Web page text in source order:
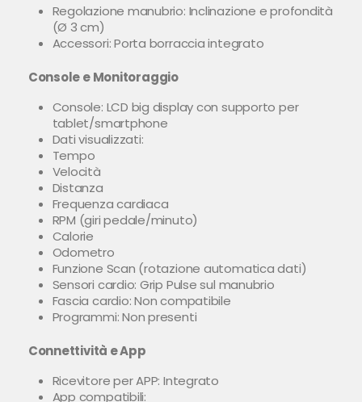
Regolazione manubrio: Inclinazione e profondità
(Ø 3 cm)
Accessori: Porta borraccia integrato
Console e Monitoraggio
Console: LCD big display con supporto per
tablet/smartphone
Dati visualizzati:
Tempo
Velocità
Distanza
Frequenza cardiaca
RPM (giri pedale/minuto)
Calorie
Odometro
Funzione Scan (rotazione automatica dati)
Sensori cardio: Grip Pulse sul manubrio
Fascia cardio: Non compatibile
Programmi: Non presenti
Connettività e App
Ricevitore per APP: Integrato
App compatibili: